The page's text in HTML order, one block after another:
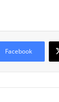
Facebook